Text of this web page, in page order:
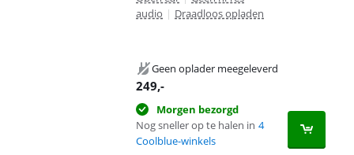
audio | Draadloos opladen
Geen oplader meegeleverd
249,-
Morgen bezorgd
Nog sneller op te halen in 4
Coolblue-winkels